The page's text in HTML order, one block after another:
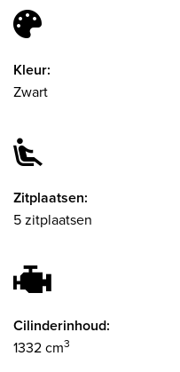
Kleur:
Zwart
Zitplaatsen:
5 zitplaatsen
Cilinderinhoud:
1332 cm3